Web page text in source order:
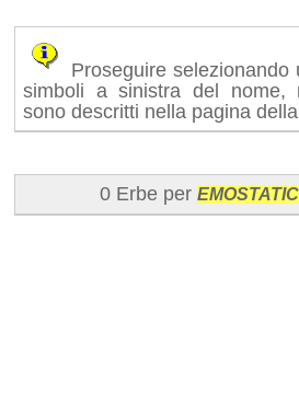
Proseguire selezionando
simboli a sinistra del nome,
sono descritti nella pagina
0 Erbe per